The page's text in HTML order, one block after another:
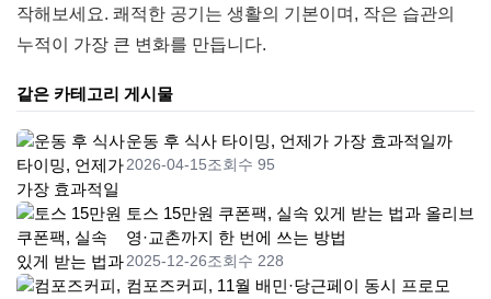
작해보세요. 쾌적한 공기는 생활의 기본이며, 작은 습관의
누적이 가장 큰 변화를 만듭니다.
같은 카테고리 게시물
운동 후 식사 타이밍, 언제가 가장 효과적일까
2026-04-15조회수 95
토스 15만원 쿠폰팩, 실속 있게 받는 법과 올리브
영·교촌까지 한 번에 쓰는 방법
2025-12-26조회수 228
컴포즈커피, 11월 배민·당근페이 동시 프로모